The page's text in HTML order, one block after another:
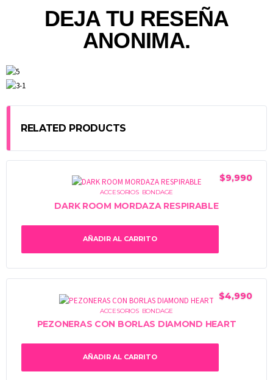
DEJA TU RESEÑA
ANONIMA.
RELATED PRODUCTS
ACCESORIOS, BONDAGE
DARK ROOM MORDAZA RESPIRABLE
$9,990
AÑADIR AL CARRITO
ACCESORIOS, BONDAGE
PEZONERAS CON BORLAS DIAMOND HEART
$4,990
AÑADIR AL CARRITO